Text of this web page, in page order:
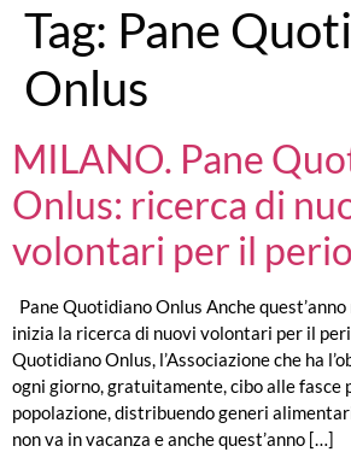
Tag: Pane
Onlus
MILANO. Pane
Onlus: ricerca di
volontari per il
Pane Quotidiano Onlus Anche
inizia la ricerca di nuovi volontari per il
Quotidiano Onlus, l’Associazione che ha
ogni giorno, gratuitamente, cibo alle fasce
popolazione, distribuendo generi
non va in vacanza e anche quest’anno […]